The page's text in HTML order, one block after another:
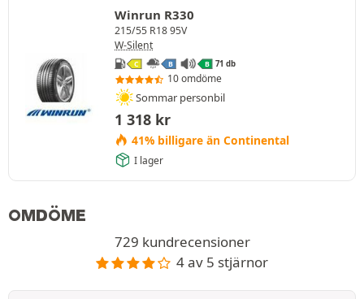
Winrun R330
215/55 R18 95V
W-Silent
C B B 71 db
10 omdöme
Sommar personbil
1 318 kr
41% billigare än Continental
I lager
OMDÖME
729 kundrecensioner
4 av 5 stjärnor